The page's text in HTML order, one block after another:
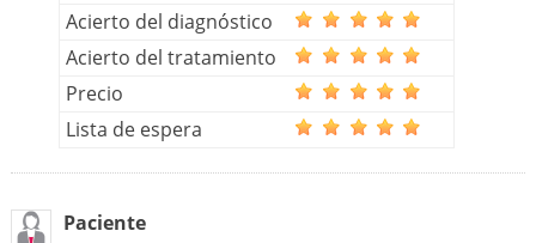
Acierto del diagnóstico
Acierto del tratamiento
Precio
Lista de espera
Paciente